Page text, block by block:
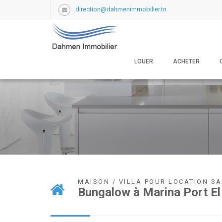
direction@dahmenimmobilier.tn
LOUER ACHETER
MAISON / VILLA POUR LOCATION
Bungalow à Marina Port